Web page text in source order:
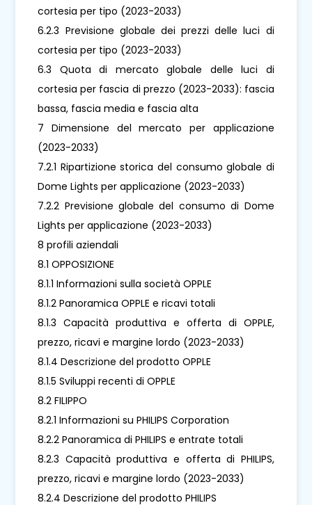
cortesia per tipo (2023-2033)
6.2.3 Previsione globale dei prezzi delle luci di
cortesia per tipo (2023-2033)
6.3 Quota di mercato globale delle luci di
cortesia per fascia di prezzo (2023-2033): fascia
bassa, fascia media e fascia alta
7 Dimensione del mercato per applicazione
(2023-2033)
7.2.1 Ripartizione storica del consumo globale di
Dome Lights per applicazione (2023-2033)
7.2.2 Previsione globale del consumo di Dome
Lights per applicazione (2023-2033)
8 profili aziendali
8.1 OPPOSIZIONE
8.1.1 Informazioni sulla società OPPLE
8.1.2 Panoramica OPPLE e ricavi totali
8.1.3 Capacità produttiva e offerta di OPPLE,
prezzo, ricavi e margine lordo (2023-2033)
8.1.4 Descrizione del prodotto OPPLE
8.1.5 Sviluppi recenti di OPPLE
8.2 FILIPPO
8.2.1 Informazioni su PHILIPS Corporation
8.2.2 Panoramica di PHILIPS e entrate totali
8.2.3 Capacità produttiva e offerta di PHILIPS,
prezzo, ricavi e margine lordo (2023-2033)
8.2.4 Descrizione del prodotto PHILIPS